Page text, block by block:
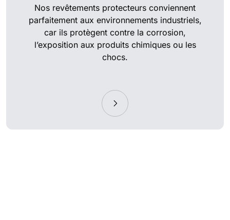
Nos revêtements protecteurs conviennent
parfaitement aux environnements industriels,
car ils protègent contre la corrosion,
l’exposition aux produits chimiques ou les
chocs.